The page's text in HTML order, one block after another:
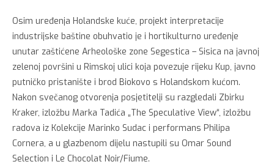
Osim uređenja Holandske kuće, projekt interpretacije
industrijske baštine obuhvatio je i hortikulturno uređenje
unutar zaštićene Arheološke zone Segestica – Sisica na javnoj
zelenoj površini u Rimskoj ulici koja povezuje rijeku Kup, javno
putničko pristanište i brod Biokovo s Holandskom kućom.
Nakon svečanog otvorenja posjetitelji su razgledali Zbirku
Kraker, izložbu Marka Tadića „The Speculative View“, izložbu
radova iz Kolekcije Marinko Sudac i performans Philipa
Cornera, a u glazbenom dijelu nastupili su Omar Sound
Selection i Le Chocolat Noir/Fiume.